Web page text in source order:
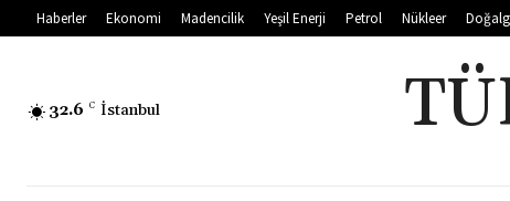
Haberler Ekonomi Madencilik Yeşil Enerji Petrol Nükleer
32.6 C İstanbul